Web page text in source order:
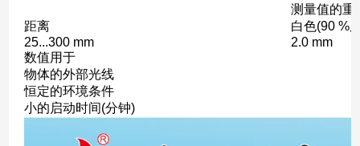
测量值的重
距离
白色(90 %
25...300 mm
2.0 mm
数值用于
物体的外部光线
恒定的环境条件
小的启动时间(分钟)